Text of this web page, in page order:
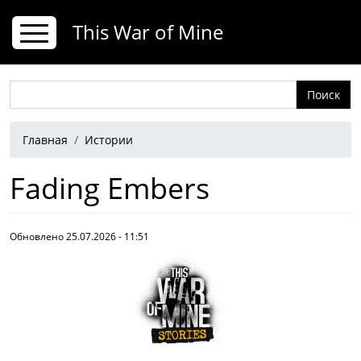
This War of Mine
Строка навигации
Главная Истории
Fading Embers
Обновлено 25.07.2026 - 11:51